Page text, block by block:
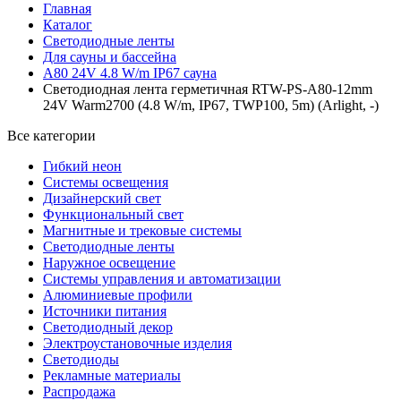
Главная
Каталог
Светодиодные ленты
Для сауны и бассейна
A80 24V 4.8 W/m IP67 сауна
Светодиодная лента герметичная RTW-PS-A80-12mm
24V Warm2700 (4.8 W/m, IP67, TWP100, 5m) (Arlight, -)
Все категории
Гибкий неон
Системы освещения
Дизайнерский свет
Функциональный свет
Магнитные и трековые системы
Светодиодные ленты
Наружное освещение
Системы управления и автоматизации
Алюминиевые профили
Источники питания
Светодиодный декор
Электроустановочные изделия
Светодиоды
Рекламные материалы
Распродажа